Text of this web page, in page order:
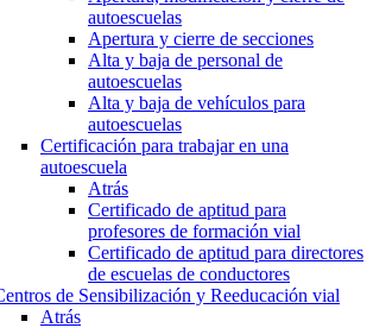
autoescuelas
Apertura y cierre de secciones
Alta y baja de personal de
autoescuelas
Alta y baja de vehículos para
autoescuelas
Certificación para trabajar en una
autoescuela
Atrás
Certificado de aptitud para
profesores de formación vial
Certificado de aptitud para directores
de escuelas de conductores
de Sensibilización y Reeducación vial
Atrás